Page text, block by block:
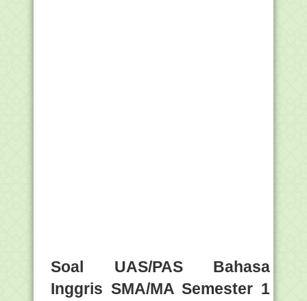
Soal UAS/PAS Bahasa
Inggris SMA/MA Semester 1